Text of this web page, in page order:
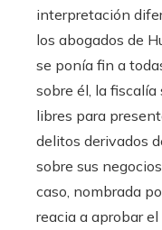
interpretación
los abogados de
se ponía fin a
sobre él, la
libres para
delitos derivados
sobre sus
caso, nombrada
reacia a aprobar el